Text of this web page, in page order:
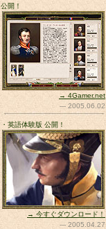
公開！
→ 4Gamer.net
--- 2005.06.02
・英語体験版 公開！
→ 今すぐダウンロード！
--- 2005.04.27